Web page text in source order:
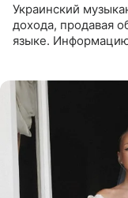
Украинский
дохода, продавая
языке.